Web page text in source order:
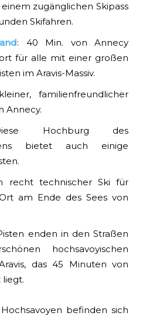
zugänglichen Skipass
Skifahren.
: 40 Min. von Annecy
für alle mit einer großen
im Aravis-Massiv.
familienfreundlicher
Annecy.
Hochburg des
bietet auch einige
recht technischer Ski für
am Ende des Sees von
enden in den Straßen
hochsavoyischen
das 45 Minuten von
befinden sich